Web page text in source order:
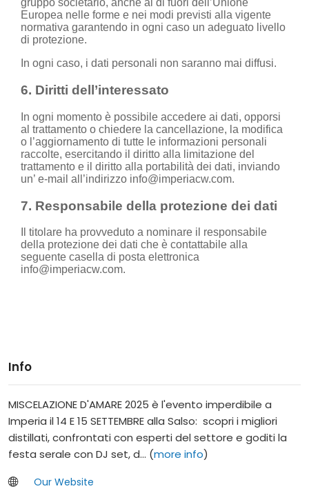
Info
MISCELAZIONE D'AMARE 2025 è l'evento imperdibile a
Imperia il 14 E 15 SETTEMBRE alla Salso: scopri i migliori
distillati, confrontati con esperti del settore e goditi la
festa serale con DJ set, d... (more info)
Our Website